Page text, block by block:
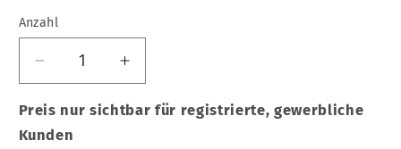
Anzahl
Anzahl
Verringere
die
Menge
für
Erhöhe
die
Menge
Preis nur sichtbar für registrierte, gewerbliche
Kunden